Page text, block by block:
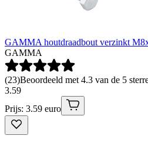
GAMMA houtdraadbout verzinkt
GAMMA
(23)Beoordeeld met 4.3 van de 5
3.59
Prijs: 3.59 euro